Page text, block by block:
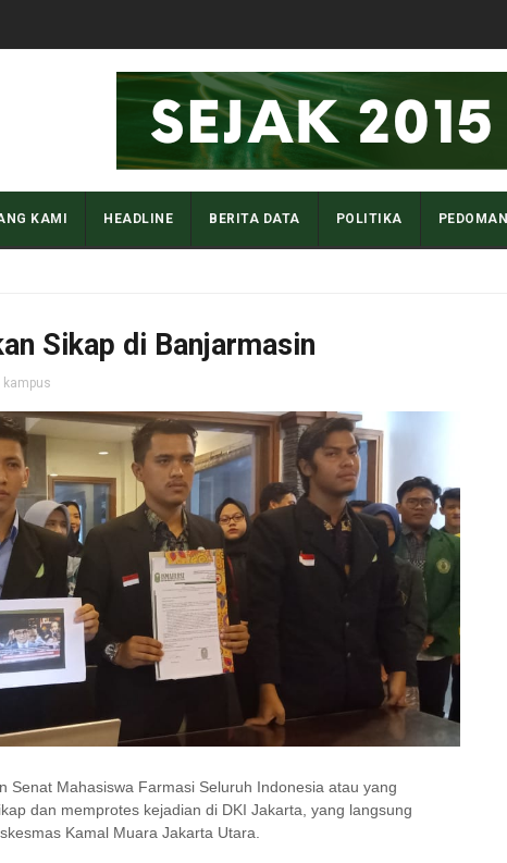
KAMI HEADLINE BERITA DATA POLITIKA PEDOMAN
Sikap di Banjarmasin
kampus
Senat Mahasiswa Farmasi Seluruh Indonesia atau yang
dan memprotes kejadian di DKI Jakarta, yang langsung
Kamal Muara Jakarta Utara.